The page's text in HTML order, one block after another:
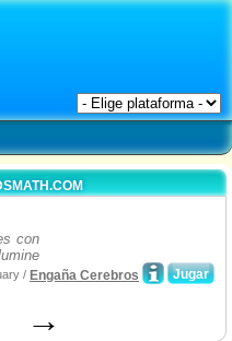
con
Jugar
/ Engaña Cerebros
→